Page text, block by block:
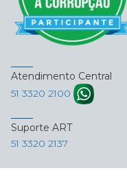
Atendimento Central
51 3320 2100
Suporte ART
51 3320 2137